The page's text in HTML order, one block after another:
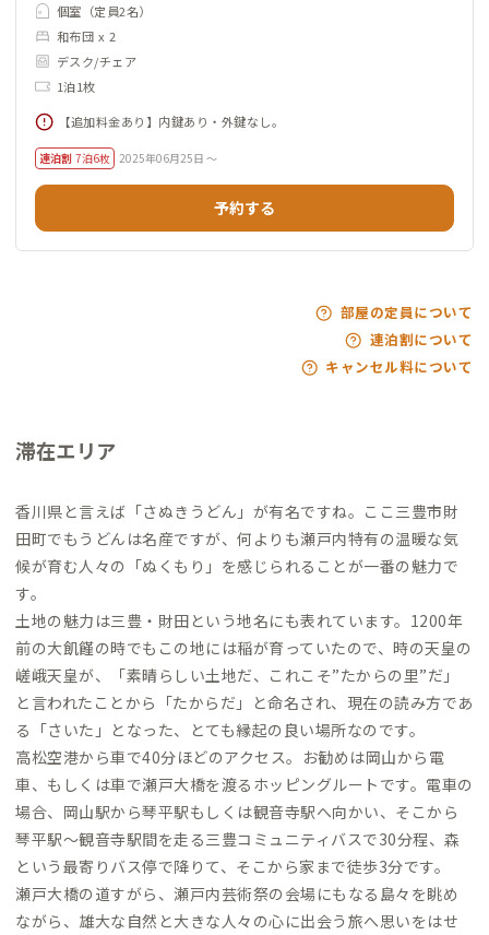
個室（定員2名）
和布団 x 2
デスク/チェア
1泊1枚
【追加料金あり】内鍵あり・外鍵なし。
連泊割 7泊6枚 2025年06月25日 ～
予約する
部屋の定員について
連泊割について
キャンセル料について
滞在エリア
香川県と言えば「さぬきうどん」が有名ですね。ここ三豊市財
田町でもうどんは名産ですが、何よりも瀬戸内特有の温暖な気
候が育む人々の「ぬくもり」を感じられることが一番の魅力で
す。
土地の魅力は三豊・財田という地名にも表れています。1200年
前の大飢饉の時でもこの地には稲が育っていたので、時の天皇の
嵯峨天皇が、「素晴らしい土地だ、これこそ”たからの里”だ」
と言われたことから「たからだ」と命名され、現在の読み方であ
る「さいた」となった、とても縁起の良い場所なのです。
高松空港から車で40分ほどのアクセス。お勧めは岡山から電
車、もしくは車で瀬戸大橋を渡るホッピングルートです。電車の
場合、岡山駅から琴平駅もしくは観音寺駅へ向かい、そこから
琴平駅～観音寺駅間を走る三豊コミュニティバスで30分程、森
という最寄りバス停で降りて、そこから家まで徒歩3分です。
瀬戸大橋の道すがら、瀬戸内芸術祭の会場にもなる島々を眺め
ながら、雄大な自然と大きな人々の心に出会う旅へ思いをはせ